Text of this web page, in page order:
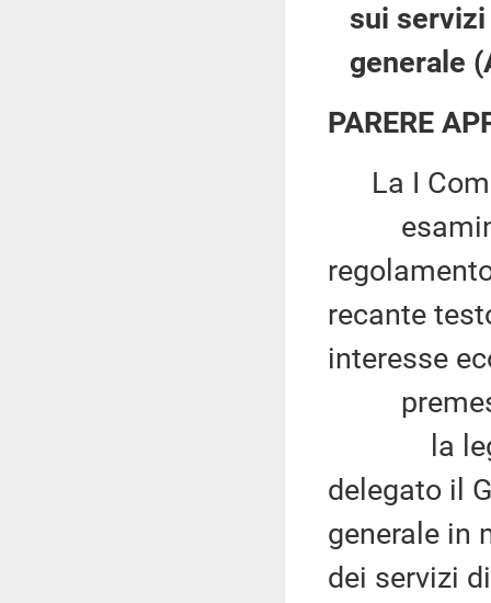
sui
generale
PARERE
La I
recante
interesse
la legge
delegato il
generale in
dei servizi